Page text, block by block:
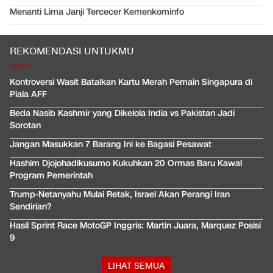
Menanti Lima Janji Tercecer Kemenkominfo
REKOMENDASI UNTUKMU
Kontroversi Wasit Batalkan Kartu Merah Pemain Singapura di
Piala AFF
Beda Nasib Kashmir yang Dikelola India vs Pakistan Jadi
Sorotan
Jangan Masukkan 7 Barang Ini ke Bagasi Pesawat
Hashim Djojohadikusumo Kukuhkan 20 Ormas Baru Kawal
Program Pemerintah
Trump-Netanyahu Mulai Retak, Israel Akan Perangi Iran
Sendirian?
Hasil Sprint Race MotoGP Inggris: Martin Juara, Marquez Posisi
9
LIHAT SEMUA